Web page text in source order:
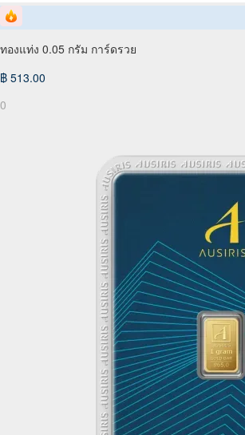
ทองแท่ง 0.05 กรัม การ์ดรวย
฿ 513.00
0